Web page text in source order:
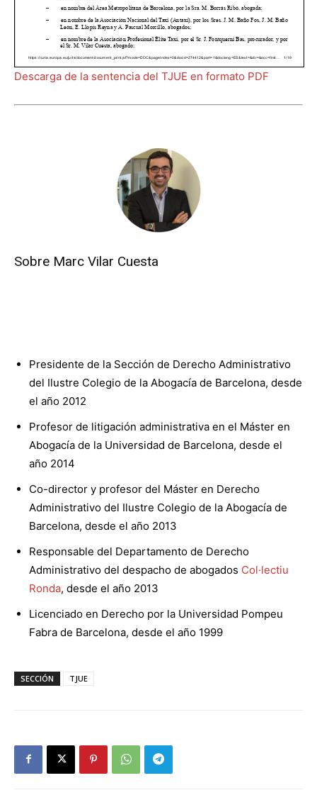
Descarga de la sentencia del TJUE en formato PDF
Sobre Marc Vilar Cuesta
Presidente de la Sección de Derecho Administrativo
del Ilustre Colegio de la Abogacía de Barcelona, desde
el año 2012
Profesor de litigación administrativa en el Máster en
Abogacía de la Universidad de Barcelona, desde el
año 2014
Co-director y profesor del Máster en Derecho
Administrativo del Ilustre Colegio de la Abogacía de
Barcelona, desde el año 2013
Responsable del Departamento de Derecho
Administrativo del despacho de abogados Col·lectiu
Ronda, desde el año 2013
Licenciado en Derecho por la Universidad Pompeu
Fabra de Barcelona, desde el año 1999
SECCIÓN TJUE